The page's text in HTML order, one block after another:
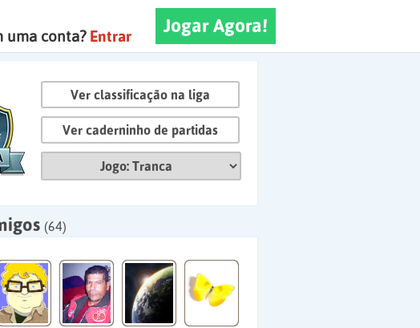
Jogar Agora!
uma conta? Entrar
Ver classificação na liga
Ver caderninho de partidas
(64)